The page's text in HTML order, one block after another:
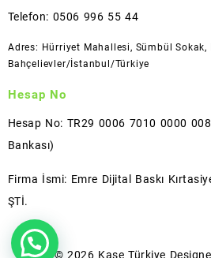
Telefon: 0506 996 55 44
Adres: Hürriyet Mahallesi, Sümbül Sokak,
Bahçelievler/İstanbul/Türkiye
Hesap No
Hesap No: TR29 0006 7010 0000
Bankası)
Firma İsmi: Emre Dijital Baskı
ŞTİ.
© 2026 Kaşe Türkiye